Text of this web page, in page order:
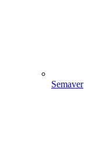
Semaver